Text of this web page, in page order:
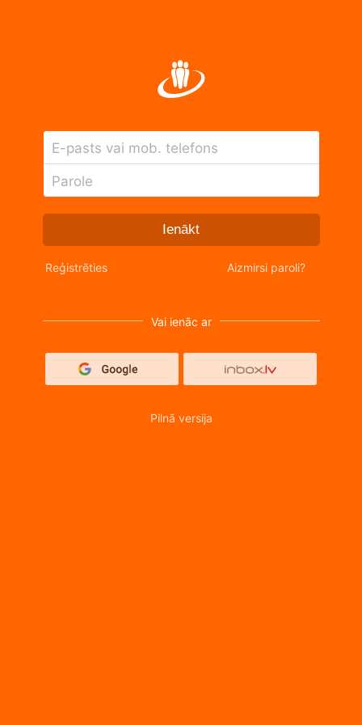
E-pasts vai mob. telefons
Parole
Ienākt
Reģistrēties Aizmirsi paroli?
Vai ienāc ar
Pilnā versija